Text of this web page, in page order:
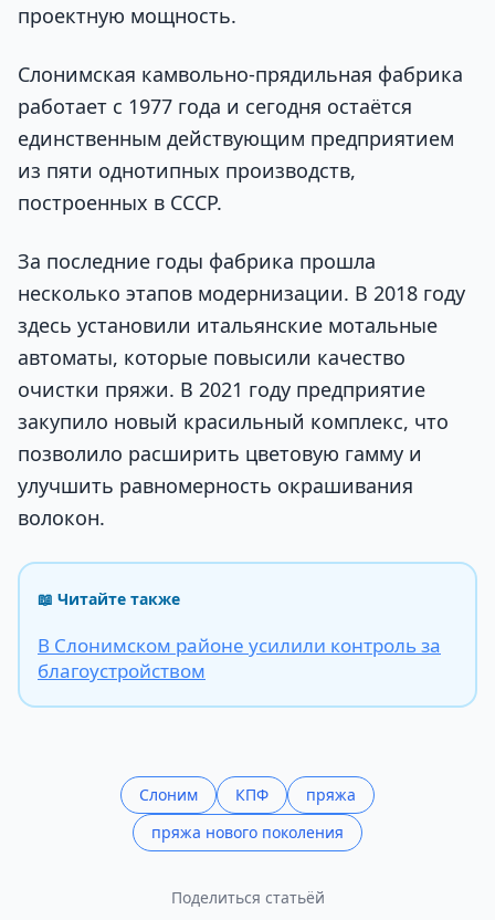
проектную мощность.
Слонимская камвольно-прядильная фабрика
работает с 1977 года и сегодня остаётся
единственным действующим предприятием
из пяти однотипных производств,
построенных в СССР.
За последние годы фабрика прошла
несколько этапов модернизации. В 2018 году
здесь установили итальянские мотальные
автоматы, которые повысили качество
очистки пряжи. В 2021 году предприятие
закупило новый красильный комплекс, что
позволило расширить цветовую гамму и
улучшить равномерность окрашивания
волокон.
📖 Читайте также
В Слонимском районе усилили контроль за
благоустройством
Слоним КПФ
пряжа
пряжа нового поколения
Поделиться статьёй